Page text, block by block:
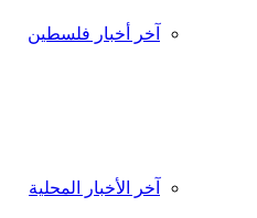
آخر أخبار فلسطين
آخر الأخبار المحلية